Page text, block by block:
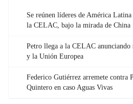
Se reúnen líderes de América
la CELAC, bajo la mirada de China
Petro llega a la CELAC
y la Unión Europea
Federico Gutiérrez arremete contra
Quintero en caso Aguas Vivas